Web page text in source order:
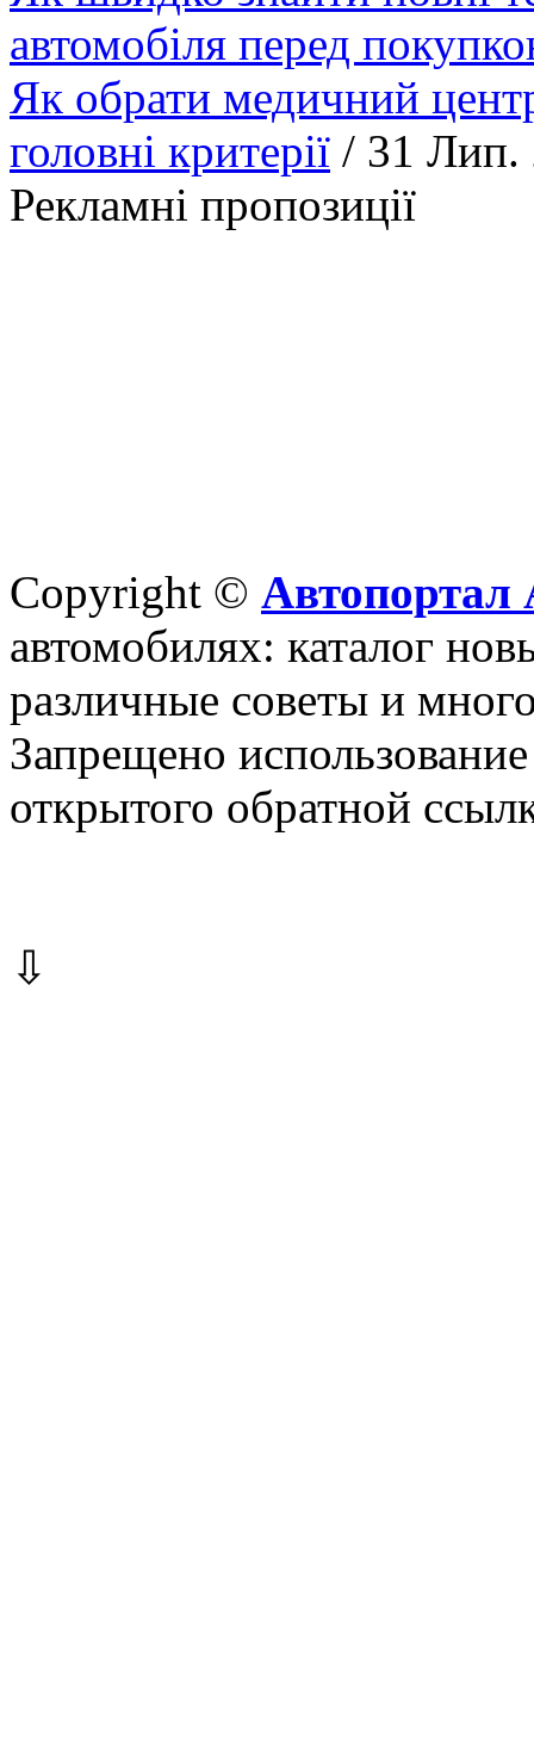
автомобіля перед
Як обрати медичний
головні критерії / 31 Лип.
Рекламні пропозиції
Copyright © Автопортал
автомобилях: каталог
различные советы и
Запрещено
открытого обратной
⇩